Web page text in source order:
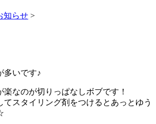
知らせ >
多いです♪
楽なのが切りっぱなしボブです！
てスタイリング剤をつけるとあっとゆう